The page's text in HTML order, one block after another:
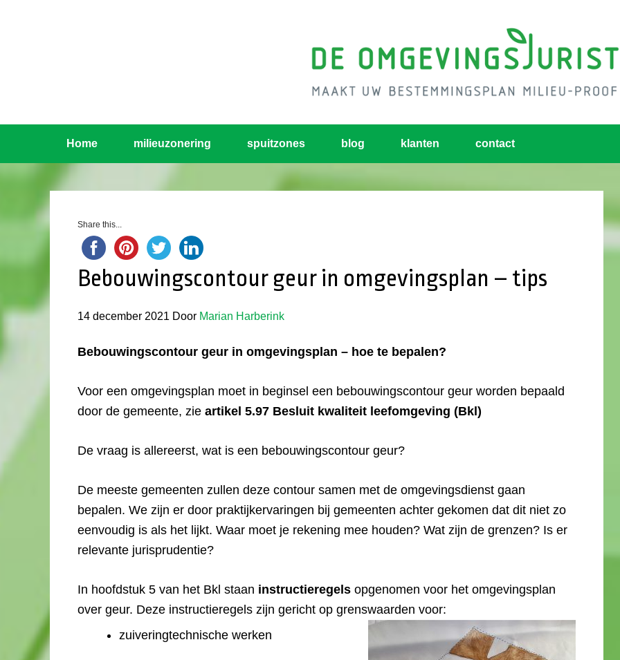
Home milieuzonering spuitzones blog klanten contact
Share this...
Bebouwingscontour geur in omgevingsplan – tips
14 december 2021 Door Marian Harberink
Bebouwingscontour geur in omgevingsplan – hoe te bepalen?
Voor een omgevingsplan moet in beginsel een bebouwingscontour geur worden bepaald
door de gemeente, zie artikel 5.97 Besluit kwaliteit leefomgeving (Bkl)
De vraag is allereerst, wat is een bebouwingscontour geur?
De meeste gemeenten zullen deze contour samen met de omgevingsdienst gaan
bepalen. We zijn er door praktijkervaringen bij gemeenten achter gekomen dat dit niet zo
eenvoudig is als het lijkt. Waar moet je rekening mee houden? Wat zijn de grenzen? Is er
relevante jurisprudentie?
In hoofdstuk 5 van het Bkl staan instructieregels opgenomen voor het omgevingsplan
over geur. Deze instructieregels zijn gericht op grenswaarden voor:
zuiveringtechnische werken